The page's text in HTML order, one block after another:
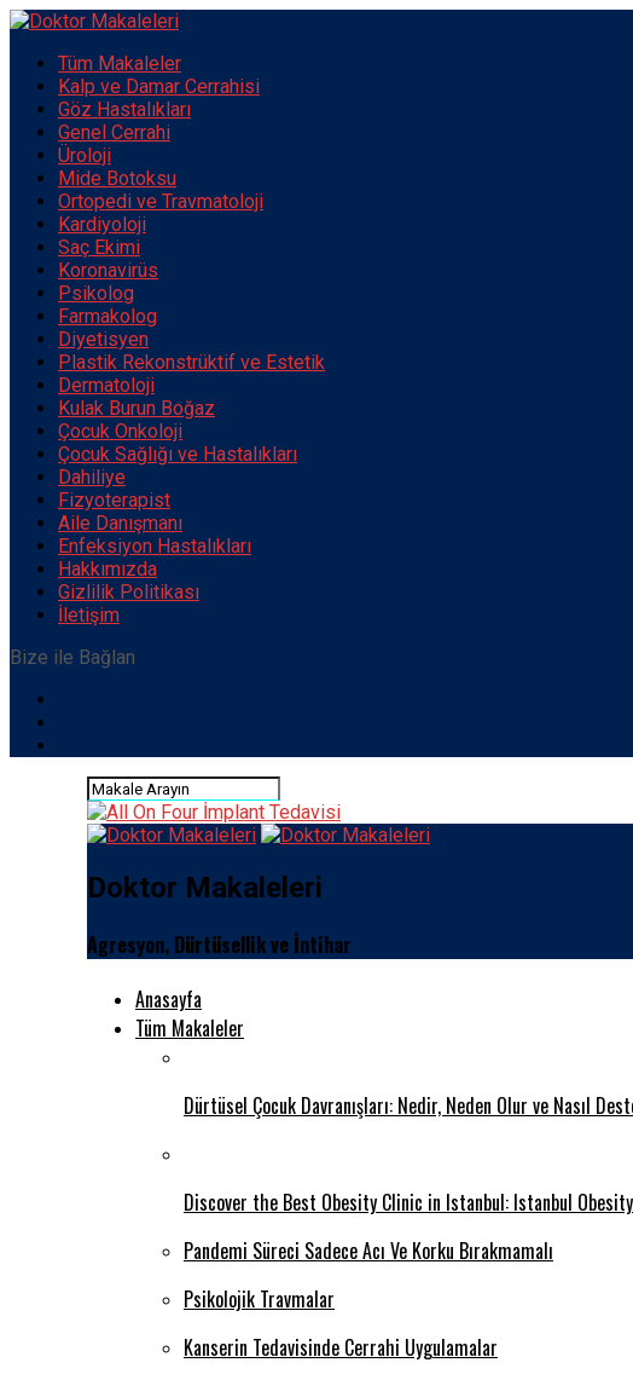
Tüm Makaleler
Kalp ve Damar Cerrahisi
Göz Hastalıkları
Genel Cerrahi
Üroloji
Mide Botoksu
Ortopedi ve Travmatoloji
Kardiyoloji
Saç Ekimi
Koronavirüs
Psikolog
Farmakolog
Diyetisyen
Plastik Rekonstrüktif ve Estetik
Dermatoloji
Kulak Burun Boğaz
Çocuk Onkoloji
Çocuk Sağlığı ve Hastalıkları
Dahiliye
Fizyoterapist
Aile Danışmanı
Enfeksiyon Hastalıkları
Hakkımızda
Gizlilik Politikası
İletişim
Bize ile Bağlan
Doktor Makaleleri
Agresyon, Dürtüsellik ve İntihar
Anasayfa
Tüm Makaleler
Dürtüsel Çocuk Davranışları: Nedir, Neden Olur ve Nasıl
Discover the Best Obesity Clinic in Istanbul: Istanbul
Pandemi Süreci Sadece Acı Ve Korku Bırakmamalı
Psikolojik Travmalar
Kanserin Tedavisinde Cerrahi Uygulamalar